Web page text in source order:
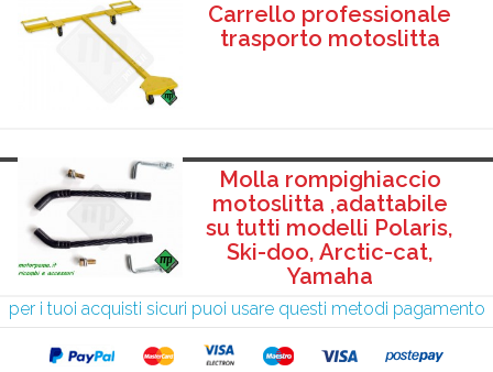
Carrello professionale
trasporto motoslitta
Molla rompighiaccio
motoslitta ,adattabile
su tutti modelli Polaris,
Ski-doo, Arctic-cat,
Yamaha
per i tuoi acquisti sicuri puoi usare questi metodi pagamento